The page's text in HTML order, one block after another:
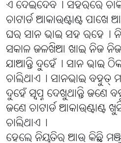
ଏ ଦେଇଦେବ୤ ସହରରେ
ଚାଟାର୍ଡ ଆକାଉଣ୍ଟାଣ୍ଟ ପାଖେ
ଘର ସାନ ଭାଇ ସହ ରହେ୤
ସକାଳ ଜଳଖିଆ ଖାଇ ନିଜ
ଯାଆନ୍ତି ଦୁହେଁ୤ ସାନ ଭାଇ
ଚାଲିଥାଏ୤ ସାନଭାଇ ବହୁତ୍
ଦୁହେଁ ସ୍ୱପ୍ନ ଦେଖୁଥାନ୍ତି
ଜଣେ ଚାଟାର୍ଡ ଆକାଉଣ୍ଟାଣ୍ଟ
ଚାଲିଥାଏ୤
ହେଲେ ନିୟତିର ଆଉ କିଛି